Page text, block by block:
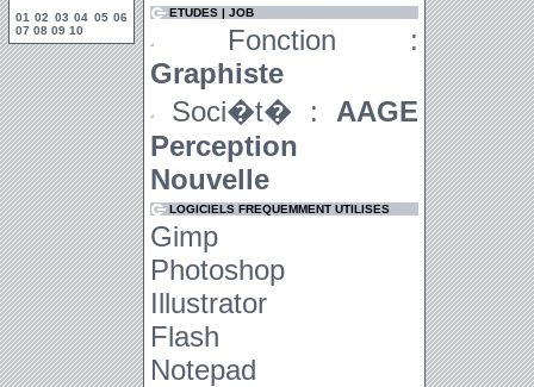
01 02 03 04 05 06
07 08 09 10
ETUDES | JOB
Fonction :
Graphiste
Soci�t� : AAGE
Perception
Nouvelle
LOGICIELS FREQUEMMENT UTILISES
Gimp
Photoshop
Illustrator
Flash
Notepad